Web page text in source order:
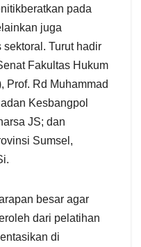
pada
juga
Turut hadir
Fakultas Hukum
Prof. Rd Muhammad
Kesbangpol
JS; dan
Sumsel,
besar agar
dari pelatihan
di